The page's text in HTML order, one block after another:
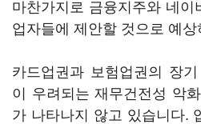
마찬가지로 금융지주와 네
업자들에 제안할 것으로 예
카드업권과 보험업권의 장
이 우려되는 재무건전성 악
가 나타나지 않고 있습니다.